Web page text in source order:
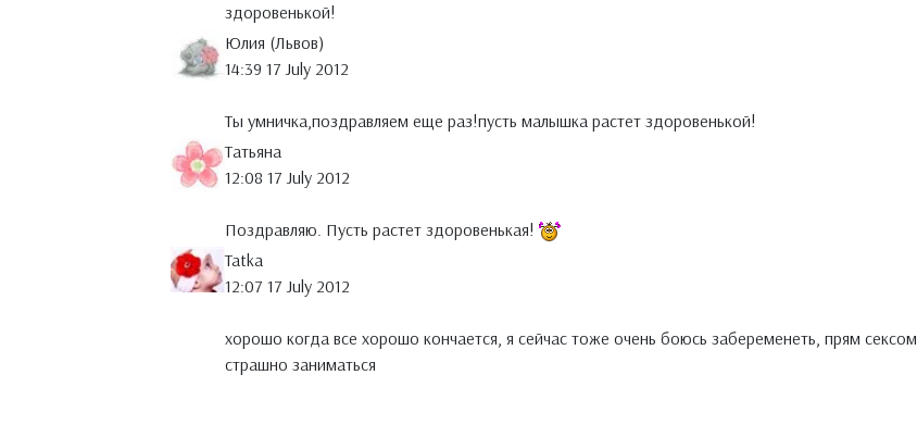
здоровенькой!
Юлия (Львов)
14:39 17 July 2012
Ты умничка,поздравляем еще раз!пусть малышка растет здоровенькой!
Татьяна
12:08 17 July 2012
Поздравляю. Пусть растет здоровенькая!
Tatka
12:07 17 July 2012
хорошо когда все хорошо кончается, я сейчас тоже очень боюсь забеременеть, прям сексом
страшно заниматься